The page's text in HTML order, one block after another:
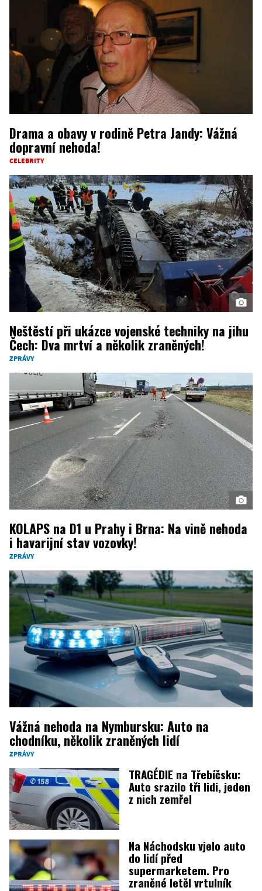
Drama a obavy v rodině Petra Jandy: Vážná
dopravní nehoda!
CELEBRITY
Neštěstí při ukázce vojenské techniky na jihu
Čech: Dva mrtví a několik zraněných!
ZPRÁVY
KOLAPS na D1 u Prahy i Brna: Na vině nehoda
i havarijní stav vozovky!
ZPRÁVY
Vážná nehoda na Nymbursku: Auto na
chodníku, několik zraněných lidí
ZPRÁVY
TRAGÉDIE na Třebíčsku:
Auto srazilo tři lidi, jeden
z nich zemřel
Na Náchodsku vjelo auto
do lidí před
supermarketem. Pro
zraněné letěl vrtulník